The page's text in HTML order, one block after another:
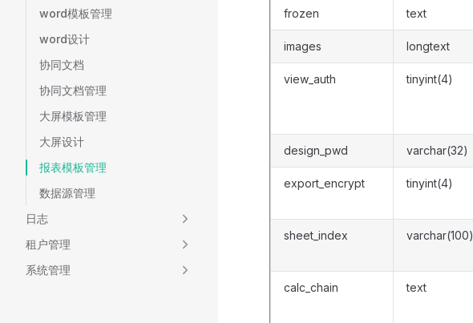
word模板管理
word设计
协同文档
协同文档管理
大屏模板管理
大屏设计
报表模板管理
数据源管理
日志
租户管理
系统管理
frozen text
images longtext
view_auth tinyint(4)
design_pwd varchar(32)
export_encrypt tinyint(4)
sheet_index varchar(100)
calc_chain text